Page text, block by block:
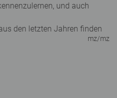
und auch
den letzten Jahren finden
mz/mz